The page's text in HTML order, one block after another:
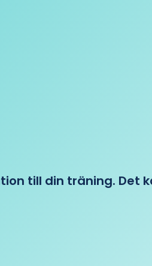
till din träning. Det